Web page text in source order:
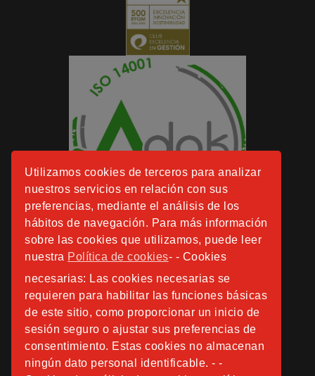
Utilizamos cookies de terceros para analizar
nuestros servicios en relación con sus
preferencias, mediante el análisis de los
hábitos de navegación. Para más información
sobre las cookies que utilizamos, puede leer
nuestra Política de cookies- - Cookies
necesarias: Las cookies necesarias se
requieren para habilitar las funciones básicas
de este sitio, como proporcionar un inicio de
sesión seguro o ajustar sus preferencias de
consentimiento. Estas cookies no almacenan
ningún dato personal identificable. - -